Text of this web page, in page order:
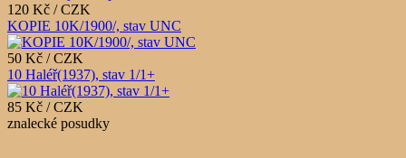
120 Kč / CZK
KOPIE 10K/1900/, stav UNC
50 Kč / CZK
10 Haléř(1937), stav 1/1+
85 Kč / CZK
znalecké posudky